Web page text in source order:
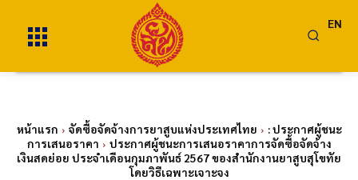
EN
หน้าแรก จัดซื้อจัดจ้างการยาสูบแห่งประเทศไทย
: ประกาศผู้ชนะ
การเสนอราคา
ประกาศผู้ชนะการเสนอราคาการจัดซื้อจัดจ้าง
เงินสดย่อย ประจำเดือนกุมภาพันธ์ 2567 ของสำนักงานยาสูบสุโขทัย
โดยวิธีเฉพาะเจาะจง